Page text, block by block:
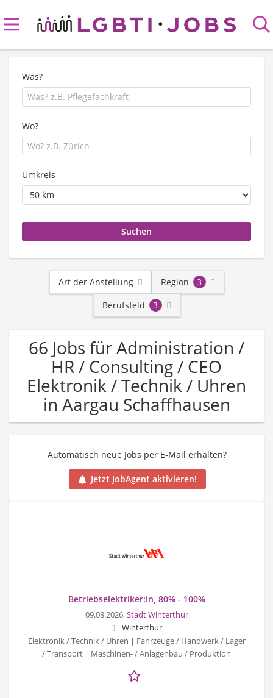
Was?
Wo?
Umkreis
Art der Anstellung Region
3
Berufsfeld
3
66 Jobs für Administration /
HR / Consulting / CEO
Elektronik / Technik / Uhren
in Aargau Schaffhausen
Automatisch neue Jobs per E-Mail erhalten?
Jetzt JobAgent aktivieren!
Betriebselektriker:in, 80% - 100%
09.08.2026,Stadt Winterthur
Winterthur
Elektronik / Technik / Uhren | Fahrzeuge / Handwerk / Lager
/ Transport | Maschinen- / Anlagenbau / Produktion